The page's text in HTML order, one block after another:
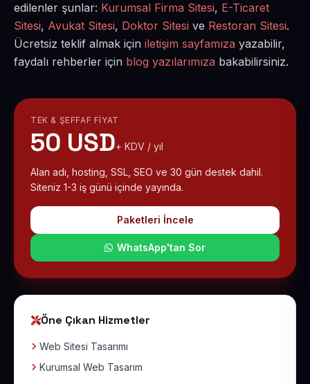
edilenler şunlar: Kurumsal Firma Sitesi, E-Ticaret
Sitesi, Avukat Sitesi, Doktor Sitesi ve Restoran Sitesi.
Ücretsiz teklif almak için iletişim sayfamıza yazabilir,
faydalı rehberler için blog yazılarımıza bakabilirsiniz.
TEK & ŞEFFAF FIYAT
50 USD+ KDV / yıl
Alan adı, hosting, SSL, SEO ve 30 gün destek dahil.
Siteniz 1-3 iş günü içinde yayında.
Paketleri İncele
WhatsApp'tan Sor
Öne Çıkan Hizmetler
Web Sitesi Tasarımı
Kurumsal Web Tasarım